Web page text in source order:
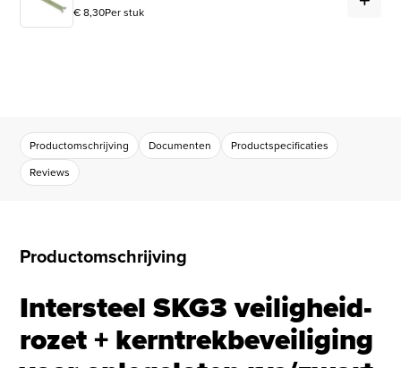
€8,30Per stuk
Productomschrijving Documenten
Productspecificaties
Reviews
Productomschrijving
Intersteel SKG3 veiligheid-
rozet + kerntrekbeveiliging